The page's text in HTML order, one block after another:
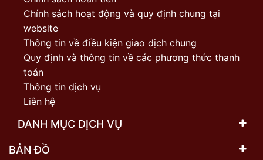
Chính sách hoạt động và quy định chung tại
website
Thông tin về điều kiện giao dịch chung
Quy định và thông tin về các phương thức thanh
toán
Thông tin dịch vụ
Liên hệ
DANH MỤC DỊCH VỤ
BẢN ĐỒ